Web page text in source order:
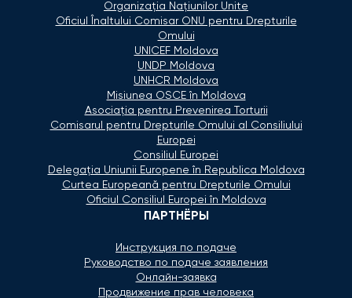
Organizaţia Naţiunilor Unite
Oficiul Înaltului Comisar ONU pentru Drepturile
Omului
UNICEF Moldova
UNDP Moldova
UNHCR Moldova
Misiunea OSCE în Moldova
Asociaţia pentru Prevenirea Torturii
Comisarul pentru Drepturile Omului al Consiliului
Europei
Consiliul Europei
Delegaţia Uniunii Europene în Republica Moldova
Curtea Europeană pentru Drepturile Omului
Oficiul Consiliul Europei în Moldova
ПАРТНЁРЫ
Инструкция по подаче
Руководство по подаче заявления
Онлайн-заявка
Продвижение прав человека